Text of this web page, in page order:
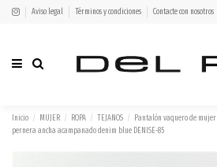
Aviso legal Términos y condiciones Contacte con nosotros
Inicio MUJER ROPA TEJANOS
Pantalón vaquero de
pernera ancha acampanado denim blue DENISE-85